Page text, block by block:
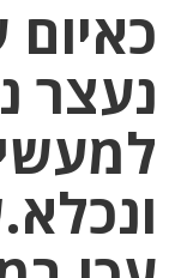
נעצר